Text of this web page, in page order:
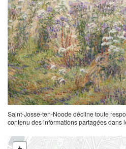
Saint-Josse-ten-Noode décline toute
contenu des informations partagées dans